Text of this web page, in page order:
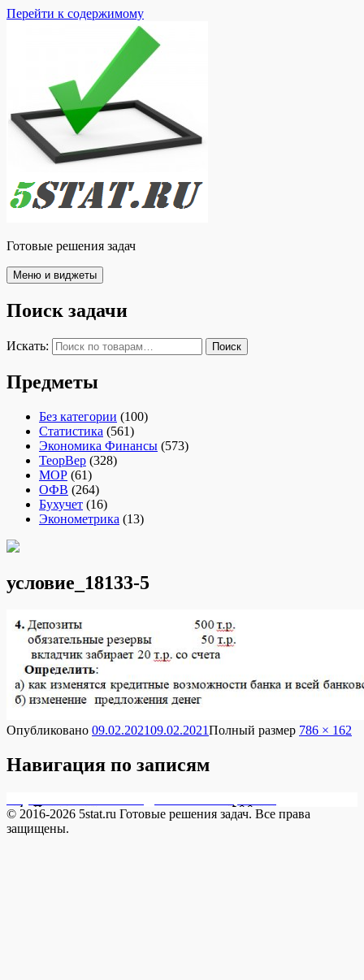
Перейти к содержимому
Готовые решения задач
Меню и виджеты
Поиск задачи
Искать: Поиск
Предметы
Без категории (100)
Статистика (561)
Экономика Финансы (573)
ТеорВер (328)
МОР (61)
ОФВ (264)
Бухучет (16)
Эконометрика (13)
условие_18133-5
Опубликовано 09.02.202109.02.2021Полный размер 786 × 162
Навигация по записям
© 2016-2026 5stat.ru Готовые решения задач. Все права
защищены.